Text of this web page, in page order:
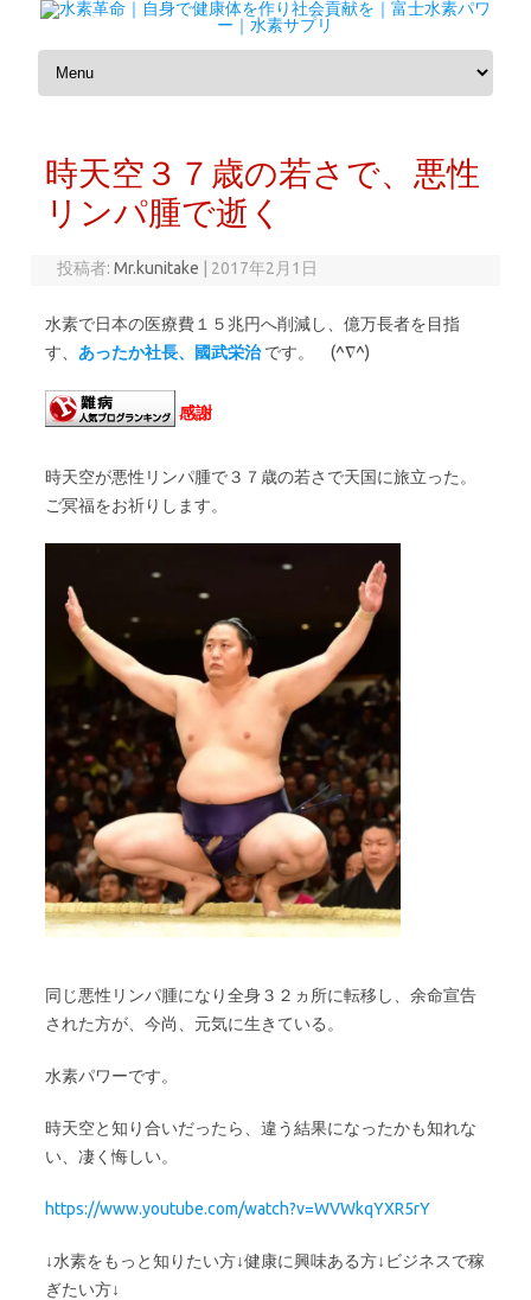
コンテンツへスキップ
時天空３７歳の若さで、悪性
リンパ腫で逝く
投稿者:Mr.kunitake 2017年2月1日
水素で日本の医療費１５兆円へ削減し、億万長者を目指
す、 あったか社長、國武栄治 です。 (^∇^)
感謝
時天空が悪性リンパ腫で３７歳の若さで天国に旅立った。
ご冥福をお祈りします。
同じ悪性リンパ腫になり全身３２ヵ所に転移し、余命宣告
された方が、今尚、元気に生きている。
水素パワーです。
時天空と知り合いだったら、違う結果になったかも知れな
い、凄く悔しい。
https://www.youtube.com/watch?v=WVWkqYXR5rY
↓水素をもっと知りたい方↓健康に興味ある方↓ビジネスで稼
ぎたい方↓